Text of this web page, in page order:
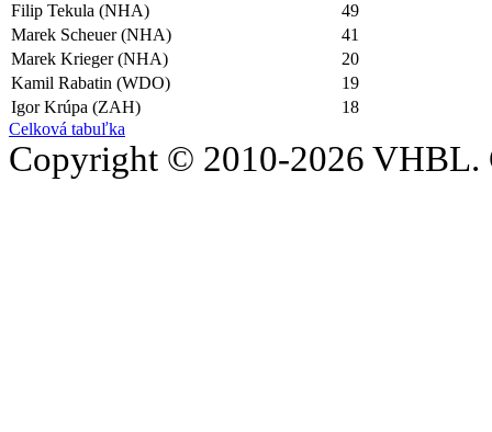
Filip Tekula (NHA)
49
Marek Scheuer (NHA)
41
Marek Krieger (NHA)
20
Kamil Rabatin (WDO)
19
Igor Krúpa (ZAH)
18
Celková tabuľka
Copyright © 2010-2026 VHBL.